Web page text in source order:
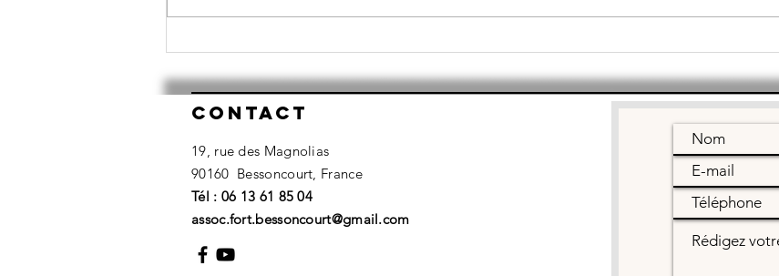
Article Est
16/07/26
Marché
gourmand de
Printemps 2026
Contact
19, rue des Magnolias
90160 Bessoncourt, France
​Tél : 06 13 61 85 04
assoc.fort.bessoncourt@gmail.com